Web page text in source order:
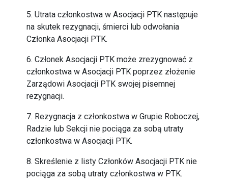
5. Utrata członkostwa w Asocjacji PTK następuje
na skutek rezygnacji, śmierci lub odwołania
Członka Asocjacji PTK.
6. Członek Asocjacji PTK może zrezygnować z
członkostwa w Asocjacji PTK poprzez złożenie
Zarządowi Asocjacji PTK swojej pisemnej
rezygnacji.
7. Rezygnacja z członkostwa w Grupie Roboczej,
Radzie lub Sekcji nie pociąga za sobą utraty
członkostwa w Asocjacji PTK.
8. Skreślenie z listy Członków Asocjacji PTK nie
pociąga za sobą utraty członkostwa w PTK.